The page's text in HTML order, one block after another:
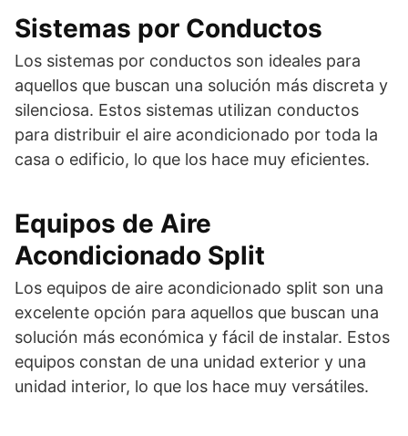
Sistemas por Conductos
Los sistemas por conductos son ideales para
aquellos que buscan una solución más discreta y
silenciosa. Estos sistemas utilizan conductos
para distribuir el aire acondicionado por toda la
casa o edificio, lo que los hace muy eficientes.
Equipos de Aire
Acondicionado Split
Los equipos de aire acondicionado split son una
excelente opción para aquellos que buscan una
solución más económica y fácil de instalar. Estos
equipos constan de una unidad exterior y una
unidad interior, lo que los hace muy versátiles.